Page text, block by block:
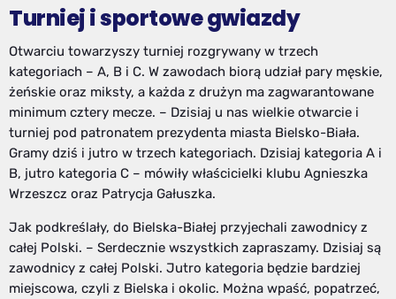
Turniej i sportowe gwiazdy
Otwarciu towarzyszy turniej rozgrywany w trzech
kategoriach – A, B i C. W zawodach biorą udział pary męskie,
żeńskie oraz miksty, a każda z drużyn ma zagwarantowane
minimum cztery mecze. – Dzisiaj u nas wielkie otwarcie i
turniej pod patronatem prezydenta miasta Bielsko-Biała.
Gramy dziś i jutro w trzech kategoriach. Dzisiaj kategoria A i
B, jutro kategoria C – mówiły właścicielki klubu Agnieszka
Wrzeszcz oraz Patrycja Gałuszka.
Jak podkreślały, do Bielska-Białej przyjechali zawodnicy z
całej Polski. – Serdecznie wszystkich zapraszamy. Dzisiaj są
zawodnicy z całej Polski. Jutro kategoria będzie bardziej
miejscowa, czyli z Bielska i okolic. Można wpaść, popatrzeć,